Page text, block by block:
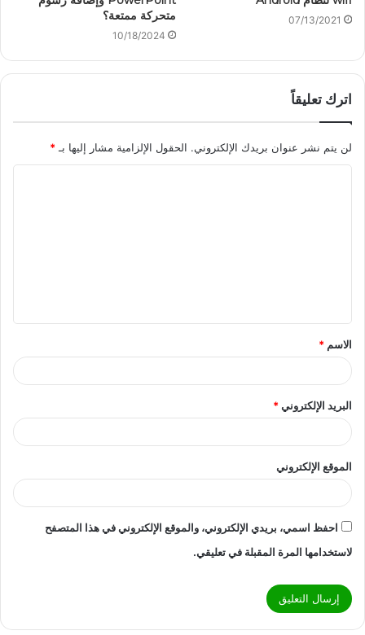
07/13/2021
متحركة ممتعة؟
10/18/2024
اترك تعليقاً
لن يتم نشر عنوان بريدك الإلكتروني. الحقول الإلزامية مشار إليها بـ *
الاسم *
البريد الإلكتروني*
الموقع الإلكتروني
احفظ اسمي، بريدي الإلكتروني، والموقع الإلكتروني في هذا المتصفح
لاستخدامها المرة المقبلة في تعليقي.